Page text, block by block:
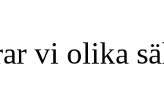
vi olika